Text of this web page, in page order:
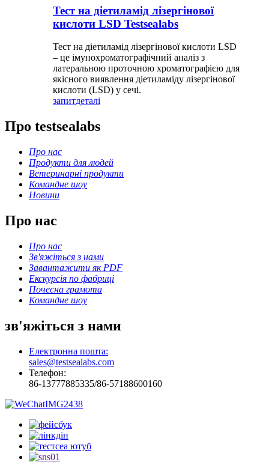
Тест на діетиламід лізергінової
кислоти LSD Testsealabs
Тест на діетиламід лізергінової кислоти LSD
– це імунохроматографічний аналіз з
латеральною проточною хроматографією для
якісного виявлення діетиламіду лізергінової
кислоти (LSD) у сечі.
запитдеталі
Про testsealabs
Про нас
Продукти для людей
Ветеринарні продукти
Командне шоу
Новини
Про нас
Про нас
Зв'яжіться з нами
Завантажити як PDF
Екскурсія по фабриці
Почесна грамота
Командне шоу
зв'яжіться з нами
Електронна пошта:
sales@testsealabs.com
Телефон:
86-13777885335/86-57188600160